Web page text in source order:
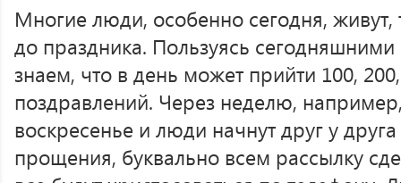
Многие люди, особенно сегодня, живут,
до праздника. Пользуясь
знаем, что в день может прийти 100,
поздравлений. Через неделю,
воскресенье и люди начнут друг у
прощения, буквально всем рассылку